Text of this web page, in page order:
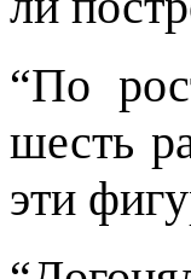
“По
шесть
эти